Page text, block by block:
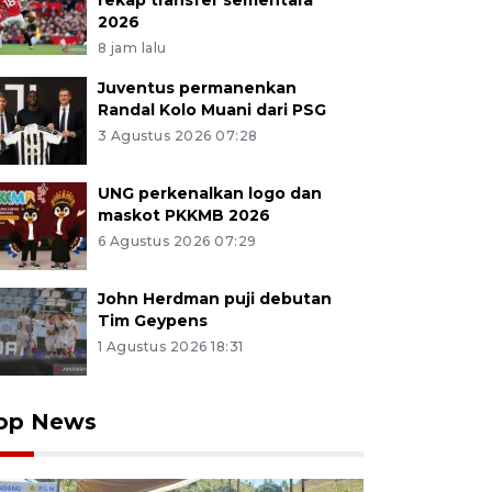
2026
8 jam lalu
Juventus permanenkan
Randal Kolo Muani dari PSG
3 Agustus 2026 07:28
UNG perkenalkan logo dan
maskot PKKMB 2026
6 Agustus 2026 07:29
John Herdman puji debutan
Tim Geypens
1 Agustus 2026 18:31
News